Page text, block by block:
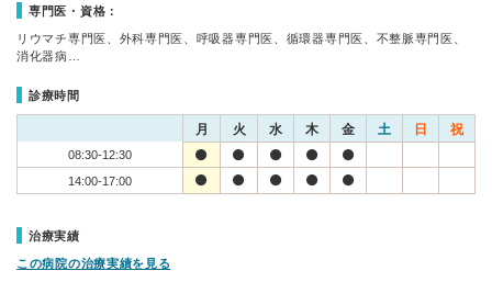
専門医・資格：
リウマチ専門医、外科専門医、呼吸器専門医、循環器専門医、不整脈専門医、
消化器病…
診療時間
月 火 水 木 金 土 日 祝
08:30-12:30
14:00-17:00
治療実績
この病院の治療実績を見る